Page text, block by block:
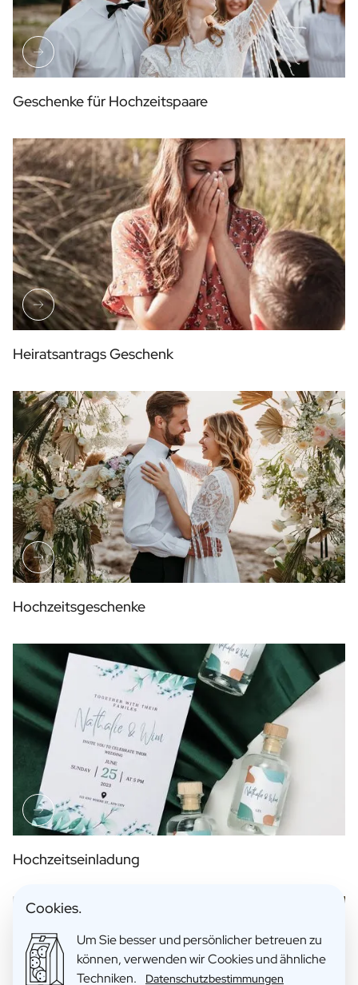
Geschenke für Hochzeitspaare
Heiratsantrags Geschenk
Hochzeitsgeschenke
Hochzeitseinladung
Cookies.
Um Sie besser und persönlicher betreuen zu
können, verwenden wir Cookies und ähnliche
Techniken.
Datenschutzbestimmungen